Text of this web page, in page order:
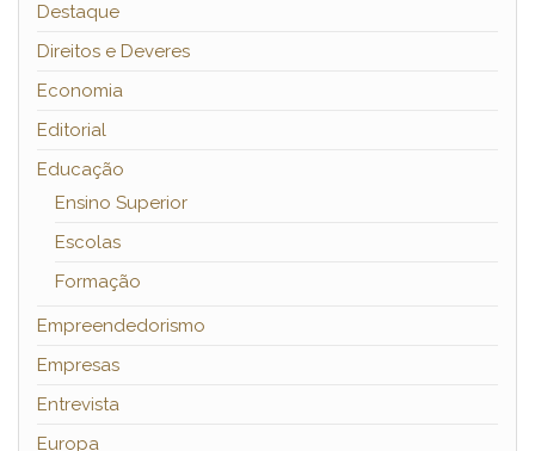
Destaque
Direitos e Deveres
Economia
Editorial
Educação
Ensino Superior
Escolas
Formação
Empreendedorismo
Empresas
Entrevista
Europa